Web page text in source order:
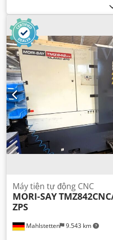
Mahlstetten 9.543 km
Máy tiện tự động CNC
MORI-SAY
ZPS